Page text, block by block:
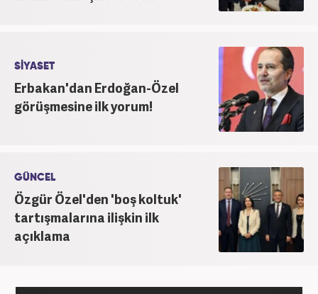
SİYASET
Erbakan'dan Erdoğan-Özel
görüşmesine ilk yorum!
GÜNCEL
Özgür Özel'den 'boş koltuk'
tartışmalarına ilişkin ilk
açıklama